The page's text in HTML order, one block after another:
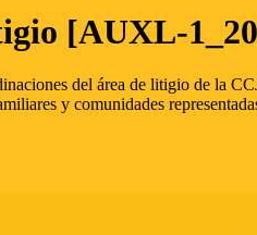
[AUXL-
del área de litigio de la
y comunidades